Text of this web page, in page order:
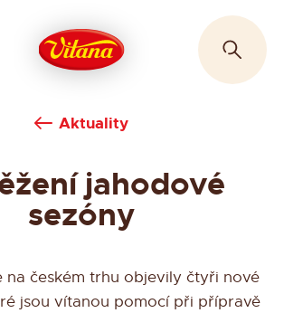
Aktuality
jahodové
sezóny
na českém trhu objevily čtyři nové
jsou vítanou pomocí při přípravě